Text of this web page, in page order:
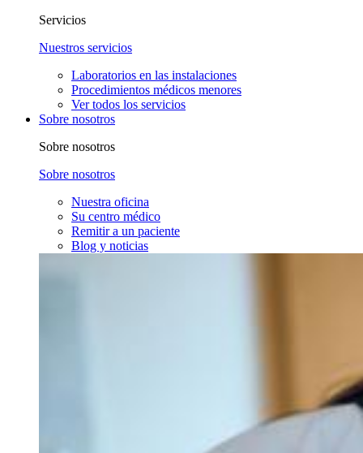
Servicios
Nuestros servicios
Laboratorios en las instalaciones
Procedimientos médicos menores
Ver todos los servicios
Sobre nosotros
Sobre nosotros
Sobre nosotros
Nuestra oficina
Su centro médico
Remitir a un paciente
Blog y noticias